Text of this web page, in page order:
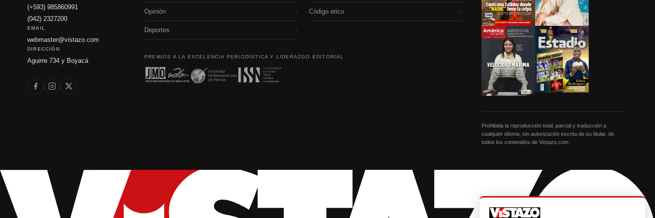
(+593) 985860991
(042) 2327200
EMAIL
webmaster@vistazo.com
DIRECCIÓN
Aguirre 734 y Boyacá
Opinión ›
Deportes ›
Código etico ›
PREMIOS A LA EXCELENCIA PERIODÍSTICA Y LIDERAZGO EDITORIAL
Prohibida la reproducción total, parcial y traducción a
cualquier idioma, sin autorización escrita de su titular, de
todos los contenidos de Vistazo.com.